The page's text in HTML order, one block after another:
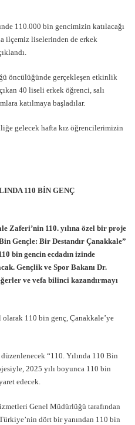
110.000 bin gencimizin katılacağı
ilçemiz liselerinden de erkek
öncülüğünde gerçekleşen etkinlik
40 liseli erkek öğrenci, salı
katılmaya başladılar.
gelecek hafta kız öğrencilerimizin
110 BİN GENÇ
Zaferi’nin 110. yılına özel bir proje
Gençle: Bir Destandır Çanakkale”
bin gencin ecdadın izinde
Gençlik ve Spor Bakanı Dr.
ve vefa bilinci kazandırmayı
110 bin genç, Çanakkale’ye
“110. Yılında 110 Bin
2025 yılı boyunca 110 bin
edecek.
Genel Müdürlüğü tarafından
dört bir yanından 110 bin